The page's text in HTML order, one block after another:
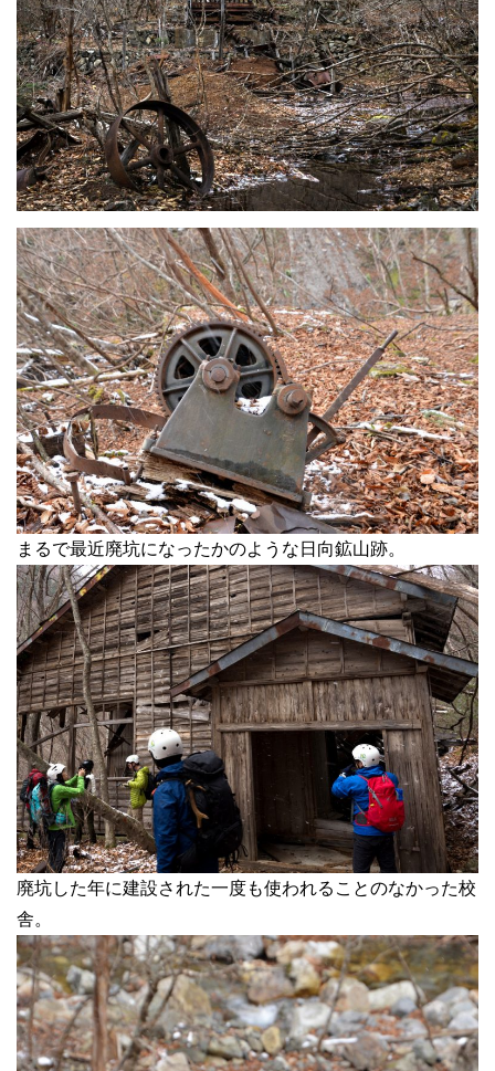
まるで最近廃坑になったかのような日向鉱山跡。
廃坑した年に建設された一度も使われることのなかった校
舎。